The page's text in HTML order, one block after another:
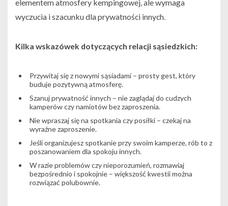
elementem atmosfery kempingowej, ale wymaga
wyczucia i szacunku dla prywatności innych.
Kilka wskazówek dotyczących relacji sąsiedzkich:
Przywitaj się z nowymi sąsiadami – prosty gest, który
buduje pozytywną atmosferę.
Szanuj prywatność innych – nie zaglądaj do cudzych
kamperów czy namiotów bez zaproszenia.
Nie wpraszaj się na spotkania czy posiłki – czekaj na
wyraźne zaproszenie.
Jeśli organizujesz spotkanie przy swoim kamperze, rób to z
poszanowaniem dla spokoju innych.
W razie problemów czy nieporozumień, rozmawiaj
bezpośrednio i spokojnie – większość kwestii można
rozwiązać polubownie.